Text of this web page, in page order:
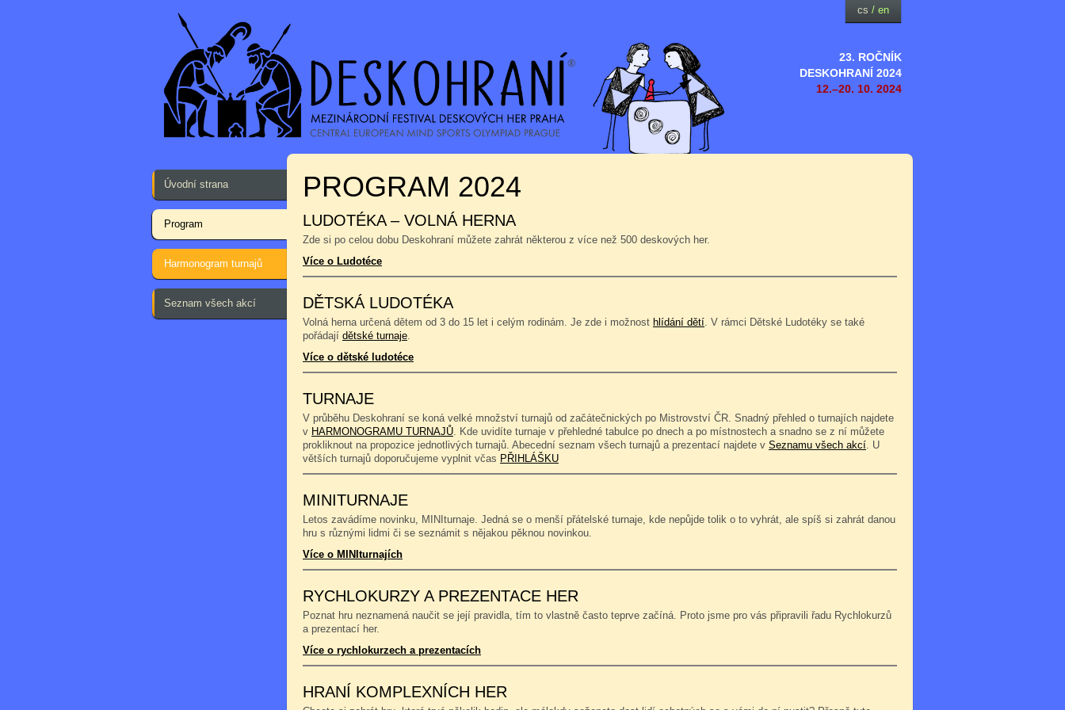
23. ROČNÍK
DESKOHRANÍ 2024
12.–20. 10. 2024
cs / en
Úvodní strana
Program
Harmonogram turnajů
Seznam všech akcí
PROGRAM 2024
LUDOTÉKA – VOLNÁ HERNA
Zde si po celou dobu Deskohraní můžete zahrát některou z více než 500 deskových her.
Více o Ludotéce
DĚTSKÁ LUDOTÉKA
Volná herna určená dětem od 3 do 15 let i celým rodinám. Je zde i možnost hlídání dětí. V rámci Dětské Ludotéky se také
pořádají dětské turnaje.
Více o dětské ludotéce
TURNAJE
V průběhu Deskohraní se koná velké množství turnajů od začátečnických po Mistrovství ČR. Snadný přehled o turnajích najdete
v HARMONOGRAMU TURNAJŮ. Kde uvidíte turnaje v přehledné tabulce po dnech a po místnostech a snadno se z ní můžete
prokliknout na propozice jednotlivých turnajů. Abecední seznam všech turnajů a prezentací najdete v Seznamu všech akcí. U
větších turnajů doporučujeme vyplnit včas PŘIHLÁŠKU
MINITURNAJE
Letos zavádíme novinku, MINIturnaje. Jedná se o menší přátelské turnaje, kde nepůjde tolik o to vyhrát, ale spíš si zahrát danou
hru s různými lidmi či se seznámit s nějakou pěknou novinkou.
Více o MINIturnajích
RYCHLOKURZY A PREZENTACE HER
Poznat hru neznamená naučit se její pravidla, tím to vlastně často teprve začíná. Proto jsme pro vás připravili řadu Rychlokurzů
a prezentací her.
Více o rychlokurzech a prezentacích
HRANÍ KOMPLEXNÍCH HER